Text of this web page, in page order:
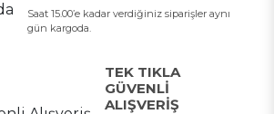
Saat 15.00’e kadar verdiğiniz siparişler aynı
gün kargoda.
TEK TIKLA
GÜVENLI
ALIŞVERIŞ